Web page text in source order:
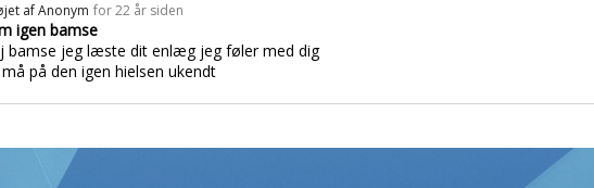
afAnonym for 22 år siden
igen bamse
bamse jeg læste dit enlæg jeg føler med dig
på den igen hielsen ukendt